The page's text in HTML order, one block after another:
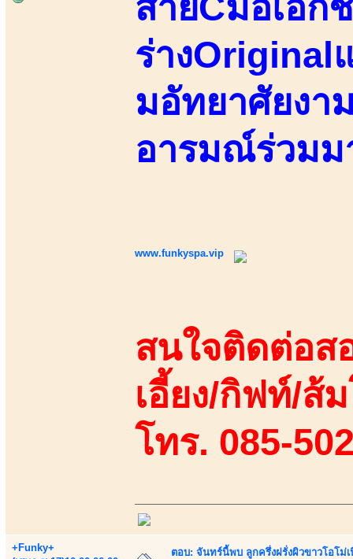
ร่างOriginal
มอัทยาศัยงา
อารมณ์ร่วมม
www.funkyspa.vip
สนใจติดต่อส
เอี้ยง/กิฟท์/ส้
โทร. 085-
+Funky+
ตอบ: จันทร์นี้พบ ลูกครึ่งฝรั่งผิวขาวโอโม่